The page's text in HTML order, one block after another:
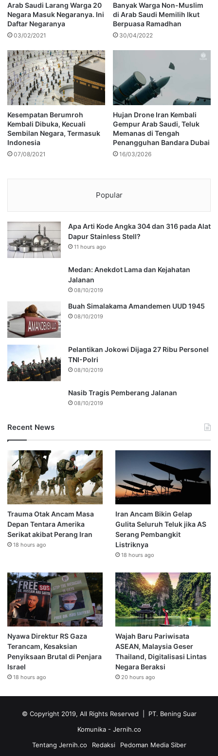
Arab Saudi Larang Warga 20
Negara Masuk Negaranya. Ini
Daftar Negaranya
03/02/2021
Banyak Warga Non-Muslim
di Arab Saudi Memilih Ikut
Berpuasa Ramadhan
30/04/2022
Kesempatan Berumroh
Kembali Dibuka, Kecuali
Sembilan Negara, Termasuk
Indonesia
07/08/2021
Hujan Drone Iran Kembali
Gempur Arab Saudi, Teluk
Memanas di Tengah
Penangguhan Bandara Dubai
16/03/2026
Popular
Apa Arti Kode Angka 304 dan 316 pada Alat
Dapur Stainless Stell?
11 hours ago
Medan: Anekdot Lama dan Kejahatan
Jalanan
08/10/2019
Buah Simalakama Amandemen UUD 1945
08/10/2019
Pelantikan Jokowi Dijaga 27 Ribu Personel
TNI-Polri
08/10/2019
Nasib Tragis Pemberang Jalanan
08/10/2019
Recent News
Trauma Otak Ancam Masa
Depan Tentara Amerika
Serikat akibat Perang Iran
18 hours ago
Iran Ancam Bikin Gelap
Gulita Seluruh Teluk jika AS
Serang Pembangkit
Listriknya
18 hours ago
Nyawa Direktur RS Gaza
Terancam, Kesaksian
Penyiksaan Brutal di Penjara
Israel
18 hours ago
Wajah Baru Pariwisata
ASEAN, Malaysia Geser
Thailand, Digitalisasi Lintas
Negara Beraksi
20 hours ago
© Copyright 2019, All Rights Reserved | PT. Bening Suar
Komunika - Jernih.co
Tentang Jernih.co
Redaksi Pedoman Media Siber